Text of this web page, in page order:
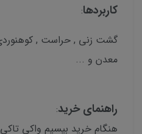
کاربردها:
گشت زنی , حراست ,
معدن و ...
راهنمای خرید: